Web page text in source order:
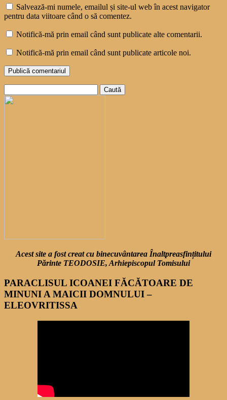
Salvează-mi numele, emailul și site-ul web în acest navigator
pentru data viitoare când o să comentez.
Notifică-mă prin email când sunt publicate alte comentarii.
Notifică-mă prin email când sunt publicate articole noi.
după:
Acest site a fost creat cu binecuvântarea Înaltpreasfințitului
Părinte TEODOSIE, Arhiepiscopul Tomisului
PARACLISUL ICOANEI FĂCĂTOARE DE
MINUNI A MAICII DOMNULUI –
ELEOVRITISSA